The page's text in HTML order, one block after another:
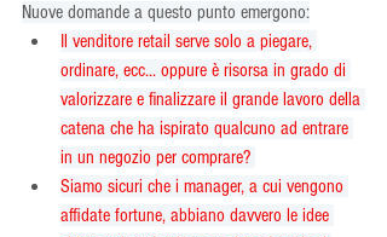
Nuove domande a questo punto emergono:
Il venditore retail serve solo a piegare,
ordinare, ecc... oppure è risorsa in grado di
valorizzare e finalizzare il grande lavoro della
catena che ha ispirato qualcuno ad entrare
in un negozio per comprare?
Siamo sicuri che i manager, a cui vengono
affidate fortune, abbiano davvero le idee